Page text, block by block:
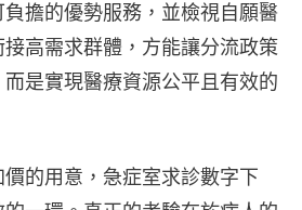
擔的優勢服務，並檢視自願醫
高需求群體，方能讓分流政策
是實現醫療資源公平且有效的
的用意，急症室求診數字下